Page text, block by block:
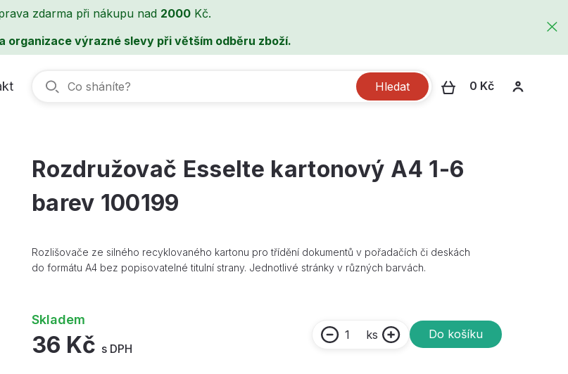
zdarma při nákupu nad 2000 Kč.
organizace výrazné slevy při větším odběru zboží.
Hledat 0 Kč
Rozdružovač Esselte kartonový A4 1-6
barev 100199
Rozlišovače ze silného recyklovaného kartonu pro třídění dokumentů v pořadačích či deskách
do formátu A4 bez popisovatelné titulní strany. Jednotlivé stránky v různých barvách.
Skladem
36 Kč s DPH
ks Do košíku